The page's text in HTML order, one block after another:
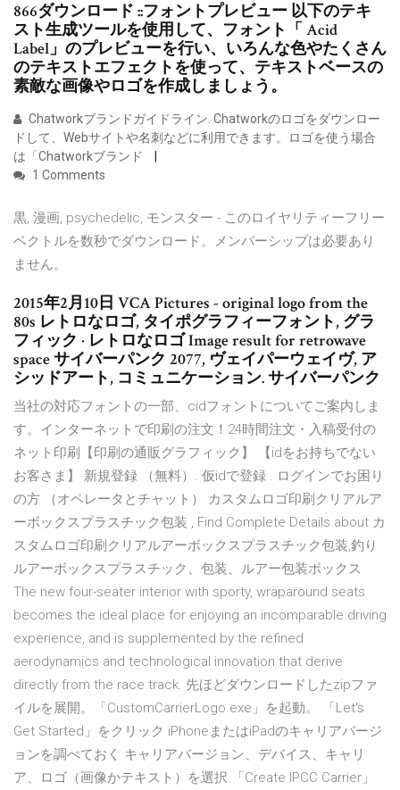
866ダウンロード ::フォントプレビュー 以下のテキ
スト生成ツールを使用して、フォント「 Acid
Label」のプレビューを行い、いろんな色やたくさん
のテキストエフェクトを使って、テキストベースの
素敵な画像やロゴを作成しましょう。
Chatworkブランドガイドライン. Chatworkのロゴをダウンロー
ドして、Webサイトや名刺などに利用できます。ロゴを使う場合
は「Chatworkブランド
1 Comments
黒, 漫画, psychedelic, モンスター - このロイヤリティーフリー
ベクトルを数秒でダウンロード。メンバーシップは必要あり
ません。
2015年2月10日 VCA Pictures - original logo from the
80s レトロなロゴ, タイポグラフィーフォント, グラ
フィック · レトロなロゴ Image result for retrowave
space サイバーパンク 2077, ヴェイパーウェイヴ, ア
シッドアート, コミュニケーション. サイバーパンク
当社の対応フォントの一部、cidフォントについてご案内しま
す。インターネットで印刷の注文！24時間注文・入稿受付の
ネット印刷【印刷の通販グラフィック】 【idをお持ちでない
お客さま】 新規登録 （無料）. 仮idで登録 . ログインでお困り
の方 （オペレータとチャット） カスタムロゴ印刷クリアルア
ーボックスプラスチック包装 , Find Complete Details about カ
スタムロゴ印刷クリアルアーボックスプラスチック包装,釣り
ルアーボックスプラスチック、包装、ルアー包装ボックス
The new four-seater interior with sporty, wraparound seats
becomes the ideal place for enjoying an incomparable driving
experience, and is supplemented by the refined
aerodynamics and technological innovation that derive
directly from the race track. 先ほどダウンロードしたzipファ
イルを展開。「CustomCarrierLogo.exe」を起動。 「Let's
Get Started」をクリック iPhoneまたはiPadのキャリアバージ
ョンを調べておく キャリアバージョン、デバイス、キャリ
ア、ロゴ（画像かテキスト）を選択 「Create IPCC Carrier」